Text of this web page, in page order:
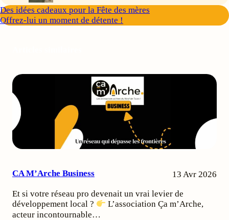
Des idées cadeaux pour la Fête des mères
Offrez-lui un moment de détente !
CA M’Arche Business 13 Avr 2026
Et si votre réseau pro devenait un vrai levier de
développement local ?
L’association Ça m’Arche,
acteur incontournable…